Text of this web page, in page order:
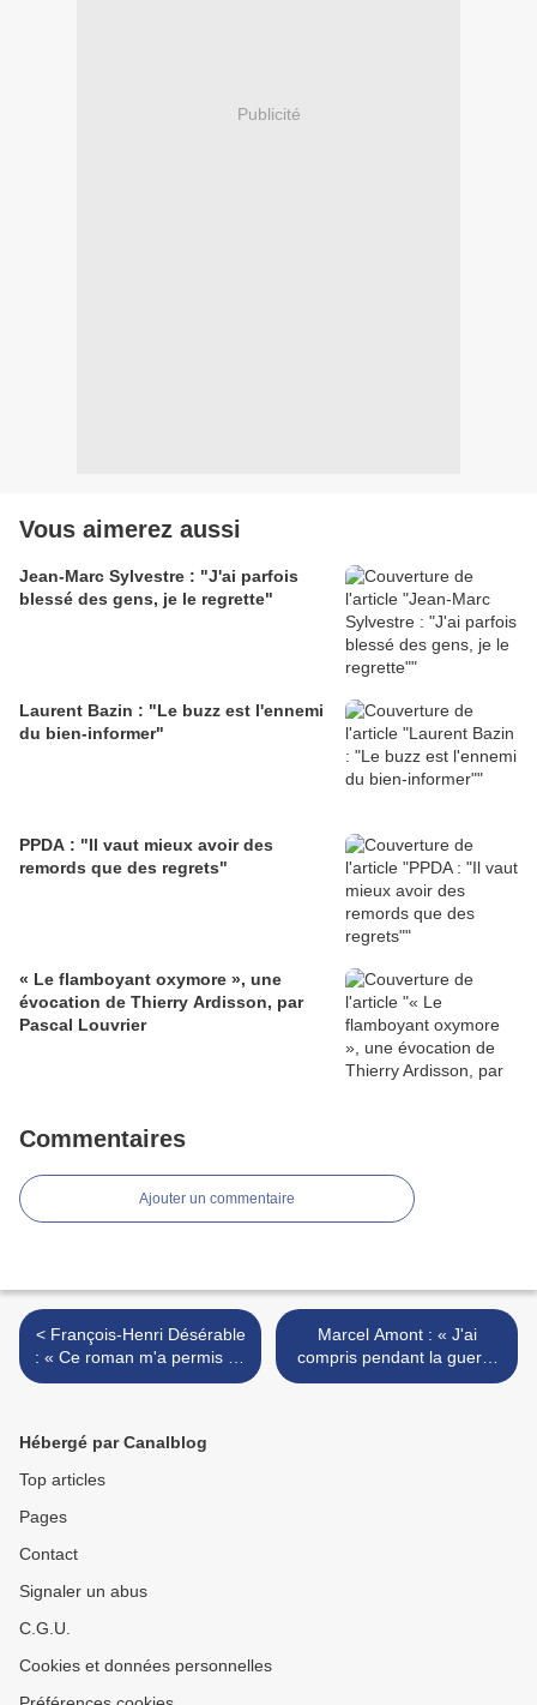
Publicité
Vous aimerez aussi
Jean-Marc Sylvestre : "J'ai parfois
blessé des gens, je le regrette"
Laurent Bazin : "Le buzz est l'ennemi
du bien-informer"
PPDA : "Il vaut mieux avoir des
remords que des regrets"
« Le flamboyant oxymore », une
évocation de Thierry Ardisson, par
Pascal Louvrier
Commentaires
Ajouter un commentaire
< François-Henri Désérable
: « Ce roman m'a permis de
faire passer mes poèmes
Marcel Amont : « J'ai
compris pendant la guerre
qu'on pouvait faire
Hébergé par Canalblog
Top articles
Pages
Contact
Signaler un abus
C.G.U.
Cookies et données personnelles